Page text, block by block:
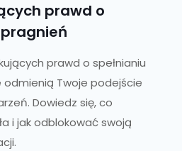
prawd o
prawd o spełnianiu
Twoje podejście
Dowiedz się, co
i jak odblokować swoją